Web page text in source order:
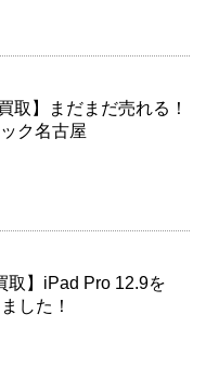
取】まだまだ売れる！
ク名古屋
取】iPad Pro 12.9を
した！